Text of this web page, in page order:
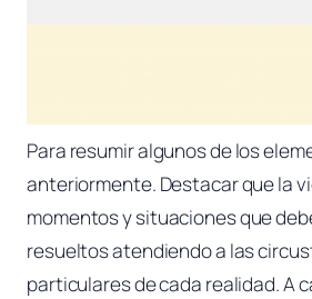
Para resumir algunos de los
anteriormente. Destacar que la
momentos y situaciones que
resueltos atendiendo a las
particulares de cada realidad. A